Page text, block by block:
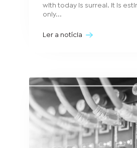
with today is surreal. It is
only...
Ler a notícia